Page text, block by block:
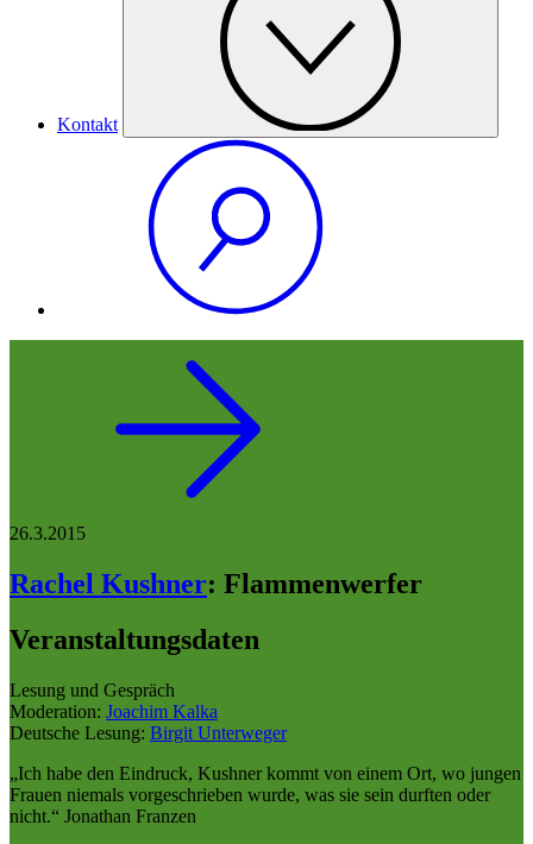
Kontakt
26.3.2015
Rachel Kushner: Flammenwerfer
Veranstaltungsdaten
Lesung und Gespräch
Moderation: Joachim Kalka
Deutsche Lesung: Birgit Unterweger
„Ich habe den Eindruck, Kushner kommt von einem Ort, wo jungen
Frauen niemals vorgeschrieben wurde, was sie sein durften oder
nicht.“ Jonathan Franzen